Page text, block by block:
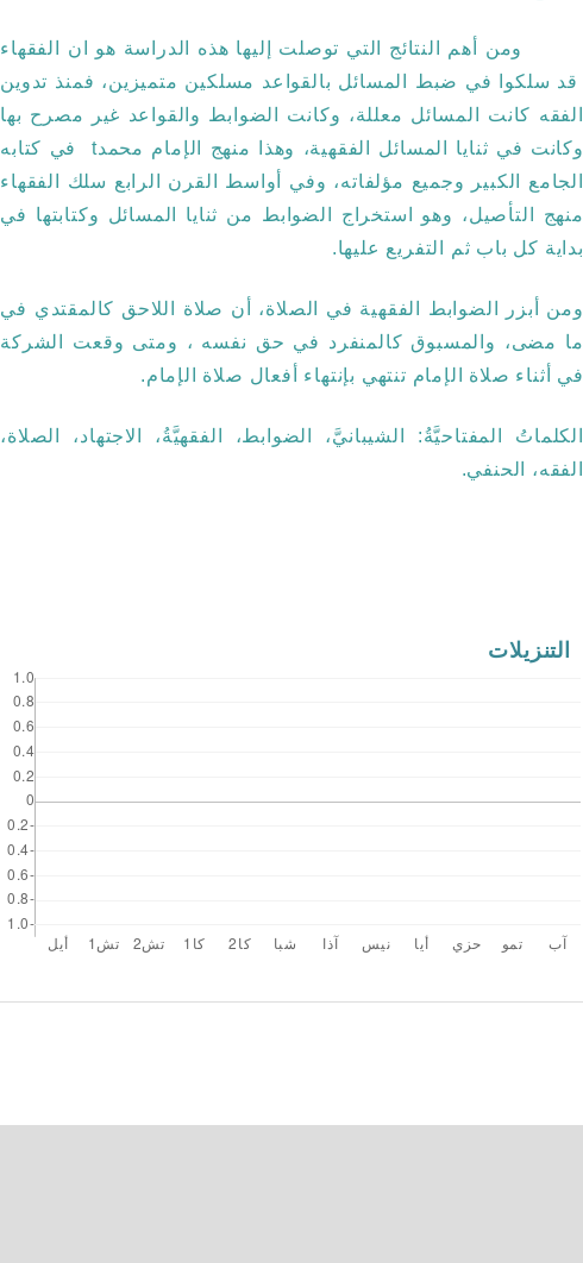
ومن أهم النتائج التي توصلت إليها هذه الدراسة هو ان الفقهاء
قد سلكوا في ضبط المسائل بالقواعد مسلكين متميزين، فمنذ تدوين
الفقه كانت المسائل معللة، وكانت الضوابط والقواعد غير مصرح بها
وكانت في ثنايا المسائل الفقهية، وهذا منهج الإمام محمدt في كتابه
الجامع الكبير وجميع مؤلفاته، وفي أواسط القرن الرابع سلك الفقهاء
منهج التأصيل، وهو استخراج الضوابط من ثنايا المسائل وكتابتها في
بداية كل باب ثم التفريع عليها.
ومن أبزر الضوابط الفقهية في الصلاة، أن صلاة اللاحق كالمقتدي في
ما مضى، والمسبوق كالمنفرد في حق نفسه ، ومتى وقعت الشركة
في أثناء صلاة الإمام تنتهي بإنتهاء أفعال صلاة الإمام.
الكلماتُ المفتاحيَّةُ: الشيبانيَّ، الضوابط، الفقهيَّةُ، الاجتهاد، الصلاة،
الفقه، الحنفي.
التنزيلات